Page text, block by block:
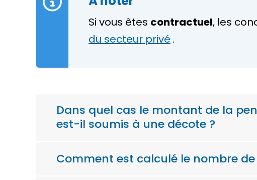
Si vous êtes contractuel, les
du secteur privé .
Dans quel cas le montant de la
est-il soumis à une décote ?
Comment est calculé le nombre